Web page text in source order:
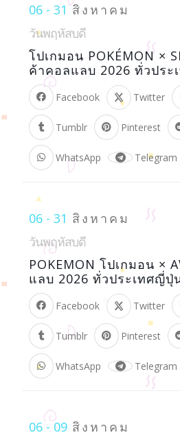
06 - 31 สิงหาคม
วันพฤหัสบดี
โปเกมอน POKÉMON ×
ค้าคอลแลบ 2026 ทั่วประ
Facebook Twitter
Tumblr Pinterest
WhatsApp Telegram
06 - 31 สิงหาคม
วันพฤหัสบดี
POKEMON โปเกมอน ×
แลบ 2026 ทั่วประเทศญี่ปุ่
Facebook Twitter
Tumblr Pinterest
WhatsApp Telegram
06 - 09 สิงหาคม